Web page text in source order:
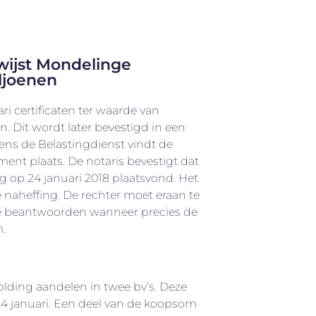
Mondelinge
certificaten ter waarde van
Dit wordt later bevestigd in een
de Belastingdienst vindt de
plaats. De notaris bevestigt dat
24 januari 2018 plaatsvond. Het
De rechter moet eraan te
beantwoorden wanneer precies de
aandelen in twee bv’s. Deze
januari. Een deel van de koopsom